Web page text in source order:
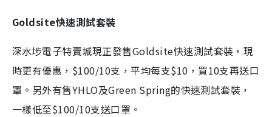
Goldsite快速測試套裝
深水埗電子特賣城現正發售Goldsite快速測試套裝，現
時更有優惠，$100/10支，平均每支$10，買10支再送口
罩。另外有售YHLO及Green Spring的快速測試套裝，
一樣低至$100/10支送口罩。